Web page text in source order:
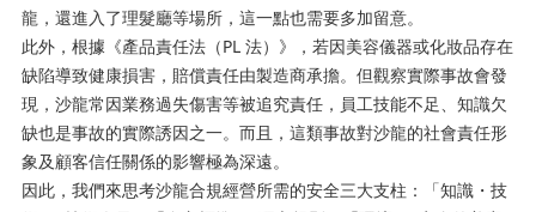
龍，還進入了理髮廳等場所，這一點也需要多加留意。
此外，根據《產品責任法（ PL 法）》，若因美容儀器或化妝品存在
缺陷導致健康損害，賠償責任由製造商承擔。但觀察實際事故會發
現，沙龍常因業務過失傷害等被追究責任，員工技能不足、知識欠
缺也是事故的實際誘因之一。而且，這類事故對沙龍的社會責任形
象及顧客信任關係的影響極為深遠。
因此，我們來思考沙龍合規經營所需的安全三大支柱：「知識・技